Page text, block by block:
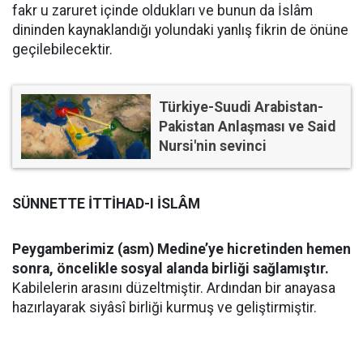
fakr u zaruret içinde oldukları ve bunun da İslâm
dininden kaynaklandığı yolundaki yanlış fikrin de önüne
geçilebilecektir.
Türkiye-Suudi Arabistan-
Pakistan Anlaşması ve Said
Nursi'nin sevinci
SÜNNETTE İTTİHAD-I İSLÂM
Peygamberimiz (asm) Medine’ye hicretinden hemen
sonra, öncelikle sosyal alanda birliği sağlamıştır.
Kabilelerin arasını düzeltmiştir. Ardından bir anayasa
hazırlayarak siyâsî birliği kurmuş ve geliştirmiştir.